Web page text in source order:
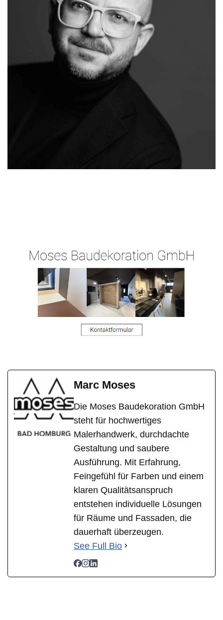
Marc Moses
Die Moses Baudekoration GmbH
steht für hochwertiges
Malerhandwerk, durchdachte
Gestaltung und saubere
Ausführung. Mit Erfahrung,
Feingefühl für Farben und einem
klaren Qualitätsanspruch
entstehen individuelle Lösungen
für Räume und Fassaden, die
dauerhaft überzeugen.
See Full Bio